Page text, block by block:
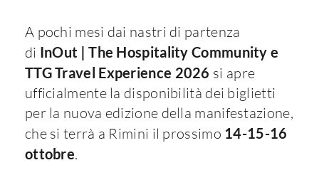
A pochi mesi dai nastri di partenza
di InOut |The Hospitality Community e
TTG Travel Experience 2026 si apre
ufficialmente la disponibilità dei biglietti
per la nuova edizione della manifestazione,
che si terrà a Rimini il prossimo 14-15-16
ottobre.